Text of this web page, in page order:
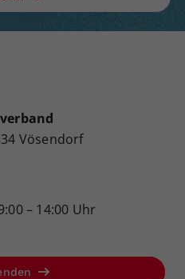
Vösendorf
– 14:00 Uhr